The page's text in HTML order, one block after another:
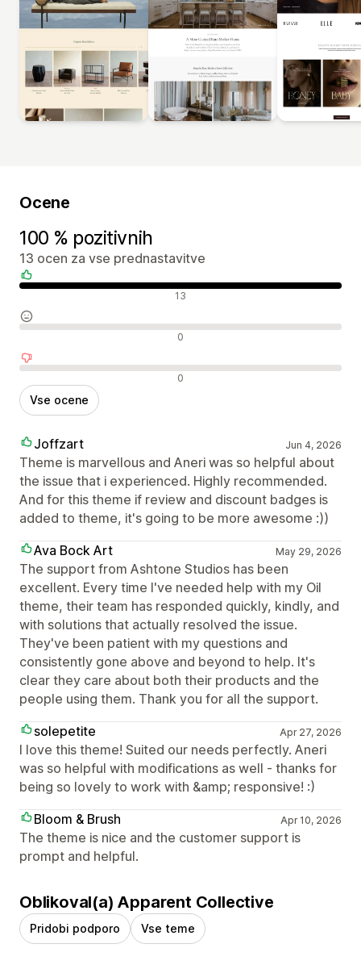
Ocene
100 % pozitivnih
13 ocen za vse prednastavitve
Pozitivne ocene 13
Nevtralne ocene 0
Negativne ocene 0
Vse ocene
Joffzart Jun 4, 2026
Theme is marvellous and Aneri was so helpful about
the issue that i experienced. Highly recommended.
And for this theme if review and discount badges is
added to theme, it's going to be more awesome :))
Ava Bock Art
May 29, 2026
The support from Ashtone Studios has been
excellent. Every time I've needed help with my Oil
theme, their team has responded quickly, kindly, and
with solutions that actually resolved the issue.
They've been patient with my questions and
consistently gone above and beyond to help. It's
clear they care about both their products and the
people using them. Thank you for all the support.
solepetite
Apr 27, 2026
I love this theme! Suited our needs perfectly. Aneri
was so helpful with modifications as well - thanks for
being so lovely to work with &amp; responsive! :)
Bloom & Brush
Apr 10, 2026
The theme is nice and the customer support is
prompt and helpful.
Oblikoval(a) Apparent Collective
Pridobi podporo Vse teme